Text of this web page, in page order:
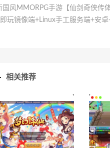
国风MMORPG手游【仙剑奇侠传
玩镜像端+Linux手工服务端+安
相关推荐